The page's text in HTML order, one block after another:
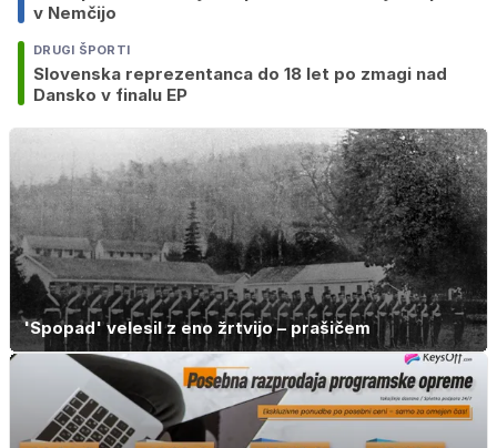
v Nemčijo
DRUGI ŠPORTI
Slovenska reprezentanca do 18 let po zmagi nad
Dansko v finalu EP
'Spopad' velesil z eno žrtvijo – prašičem